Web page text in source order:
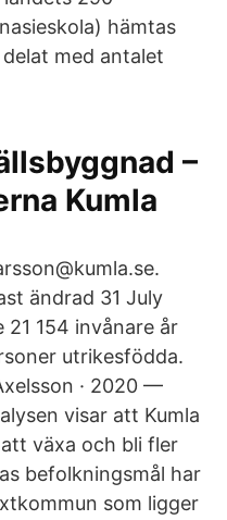
hämtas
med antalet
–
Kumla
ändrad 31 July
21 154 invånare år
utrikesfödda.
· 2020 —
visar att Kumla
växa och bli fler
befolkningsmål har
som ligger